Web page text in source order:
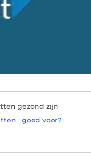
gezond zijn
goed voor?